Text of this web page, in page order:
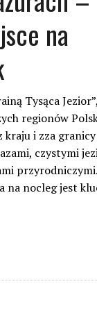
na
Tysąca
regionów
i zza
czystymi
na nocleg jest